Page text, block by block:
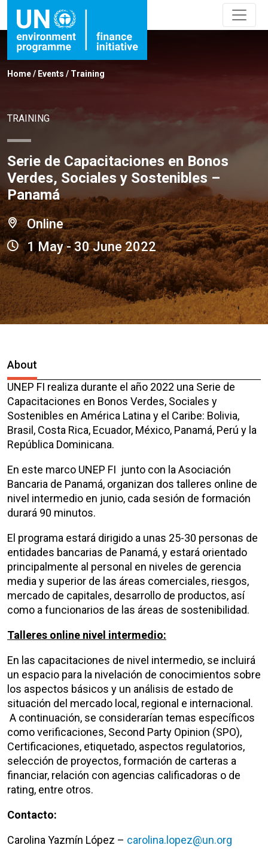
Home/ Events / Training
TRAINING
Serie de Capacitaciones en Bonos
Verdes, Sociales y Sostenibles –
Panamá
Online
1 May - 30 June 2022
About
UNEP FI realiza durante el año 2022 una Serie de
Capacitaciones en Bonos Verdes, Sociales y
Sostenibles en América Latina y el Caribe: Bolivia,
Brasil, Costa Rica, Ecuador, México, Panamá, Perú y la
República Dominicana.
En este marco UNEP FI junto con la Asociación
Bancaria de Panamá, organizan dos talleres online de
nivel intermedio en junio, cada sesión de formación
durará 90 minutos.
El programa estará dirigido a unas 25-30 personas de
entidades bancarias de Panamá, y estará orientado
principalmente al personal en niveles de gerencia
media y superior de las áreas comerciales, riesgos,
mercado de capitales, desarrollo de productos, así
como a funcionarios de las áreas de sostenibilidad.
Talleres online nivel intermedio:
En las capacitaciones de nivel intermedio, se incluirá
un espacio para la nivelación de conocimientos sobre
los aspectos básicos y un análisis de estado de
situación del mercado local, regional e internacional.
A continuación, se considerarían temas específicos
como verificaciones, Second Party Opinion (SPO),
Certificaciones, etiquetado, aspectos regulatorios,
selección de proyectos, formación de carteras a
financiar, relación con agencias calificadoras o de
rating, entre otros.
Contacto:
Carolina Yazmín López – carolina.lopez@un.org